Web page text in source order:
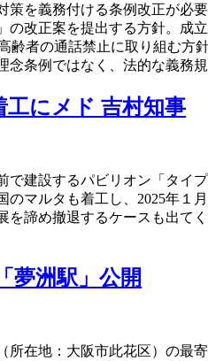
を義務付ける条例改正が必
改正案を提出する方針。成
者の通話禁止に取り組む方
条例ではなく、法的な義務
工にメド 吉村知事
で建設するパビリオン「タイ
マルタも着工し、2025年１
諦め撤退するケースも出て
夢洲駅」公開
在地：大阪市此花区）の最